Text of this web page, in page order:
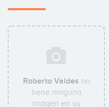
Roberto Valdes no
tiene ninguna
imágen en su